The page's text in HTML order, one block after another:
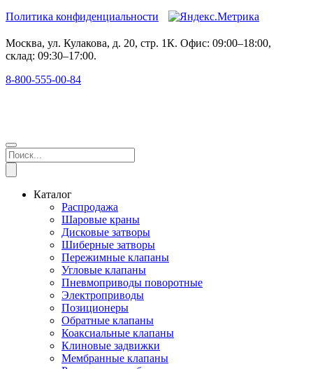
Политика конфиденциальности
Москва, ул. Кулакова, д. 20, стр. 1К. Офис: 09:00–18:00,
склад: 09:30–17:00.
8-800-555-00-84
Каталог
Распродажа
Шаровые краны
Дисковые затворы
Шиберные затворы
Пережимные клапаны
Угловые клапаны
Пневмоприводы поворотные
Электроприводы
Позиционеры
Обратные клапаны
Коаксиальные клапаны
Клиновые задвижки
Мембранные клапаны